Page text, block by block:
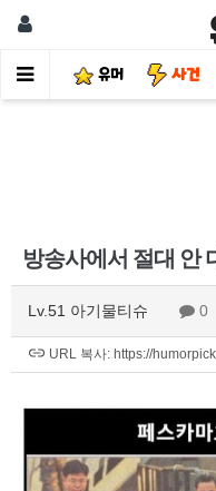
유머 사건
방송사에서 절대 안
Lv.51 아기물티슈 0
URL 복사: https://